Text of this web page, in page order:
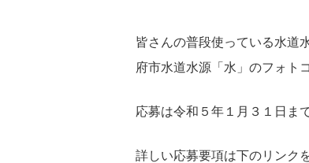
皆さんの普段使っている水道
府市水道水源「水」のフォト
応募は令和５年１月３１日ま
詳しい応募要項は下のリンク